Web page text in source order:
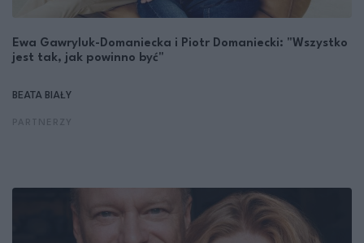
Ewa Gawryluk-Domaniecka i Piotr Domaniecki: "Wszystko
jest tak, jak powinno być"
BEATA BIAŁY